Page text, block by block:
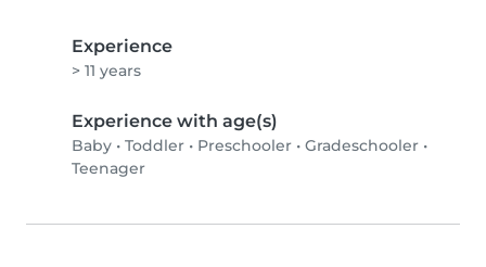
Experience
> 11 years
Experience with age(s)
Baby • Toddler • Preschooler • Gradeschooler •
Teenager